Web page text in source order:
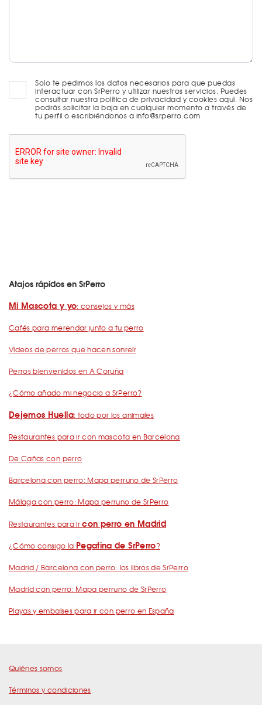
Solo te pedimos los datos necesarios para que puedas
interactuar con SrPerro y utilizar nuestros servicios. Puedes
consultar nuestra política de privacidad y cookies aquí. Nos
podrás solicitar la baja en cualquier momento a través de
tu perfil o escribiéndonos a info@srperro.com
Atajos rápidos en SrPerro
Mi Mascota y yo: consejos y más
Cafés para merendar junto a tu perro
Vídeos de perros que hacen sonreír
Perros bienvenidos en A Coruña
¿Cómo añado mi negocio a SrPerro?
Dejemos Huella: todo por los animales
Restaurantes para ir con mascota en Barcelona
De Cañas con perro
Barcelona con perro: Mapa perruno de SrPerro
Málaga con perro: Mapa perruno de SrPerro
Restaurantes para ircon perro en Madrid
¿Cómo consigo la Pegatina de SrPerro?
Madrid / Barcelona con perro: los libros de SrPerro
Madrid con perro: Mapa perruno de SrPerro
Playas y embalses para ir con perro en España
Quiénes somos
Términos y condiciones